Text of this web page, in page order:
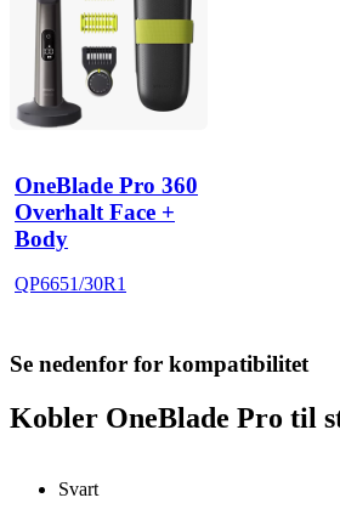
OneBlade Pro 360
Overhalt Face +
Body
QP6651/30R1
Se nedenfor for kompatibilitet
Kobler OneBlade Pro til
Svart